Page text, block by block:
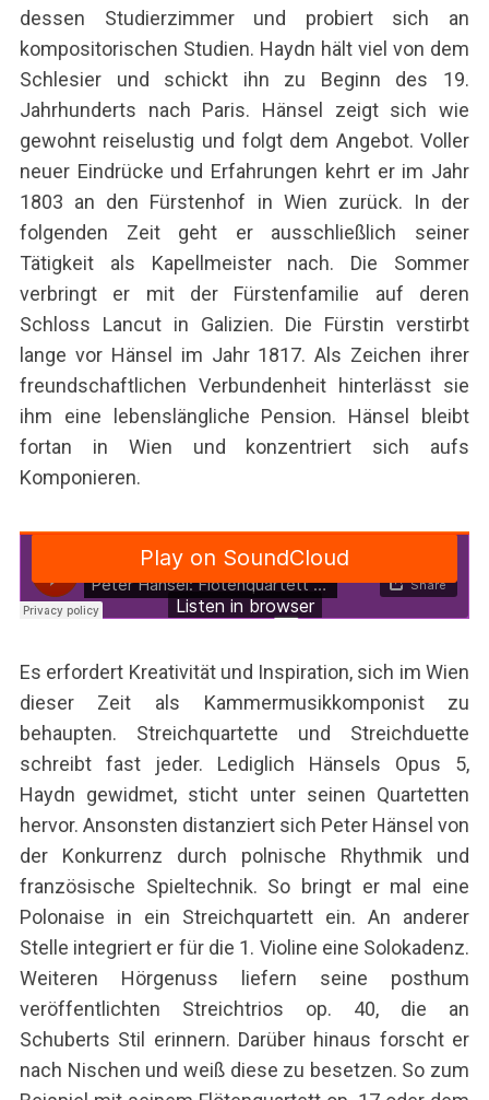
dessen Studierzimmer und probiert sich an
kompositorischen Studien. Haydn hält viel von dem
Schlesier und schickt ihn zu Beginn des 19.
Jahrhunderts nach Paris. Hänsel zeigt sich wie
gewohnt reiselustig und folgt dem Angebot. Voller
neuer Eindrücke und Erfahrungen kehrt er im Jahr
1803 an den Fürstenhof in Wien zurück. In der
folgenden Zeit geht er ausschließlich seiner
Tätigkeit als Kapellmeister nach. Die Sommer
verbringt er mit der Fürstenfamilie auf deren
Schloss Lancut in Galizien. Die Fürstin verstirbt
lange vor Hänsel im Jahr 1817. Als Zeichen ihrer
freundschaftlichen Verbundenheit hinterlässt sie
ihm eine lebenslängliche Pension. Hänsel bleibt
fortan in Wien und konzentriert sich aufs
Komponieren.
Es erfordert Kreativität und Inspiration, sich im Wien
dieser Zeit als Kammermusikkomponist zu
behaupten. Streichquartette und Streichduette
schreibt fast jeder. Lediglich Hänsels Opus 5,
Haydn gewidmet, sticht unter seinen Quartetten
hervor. Ansonsten distanziert sich Peter Hänsel von
der Konkurrenz durch polnische Rhythmik und
französische Spieltechnik. So bringt er mal eine
Polonaise in ein Streichquartett ein. An anderer
Stelle integriert er für die 1. Violine eine Solokadenz.
Weiteren Hörgenuss liefern seine posthum
veröffentlichten Streichtrios op. 40, die an
Schuberts Stil erinnern. Darüber hinaus forscht er
nach Nischen und weiß diese zu besetzen. So zum
e
h
o